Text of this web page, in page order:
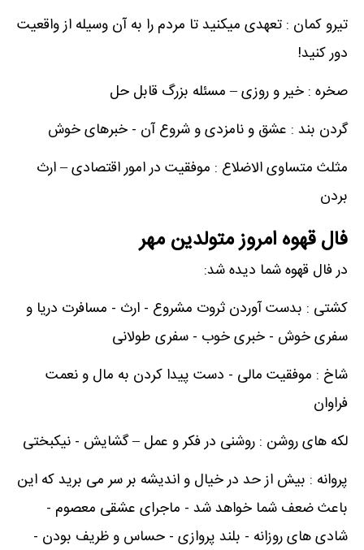
تیرو کمان : تعهدی میکنید تا مردم را به آن وسیله از واقعیت
دور کنید!
صخره : خیر و روزی – مسئله بزرگ قابل حل
گردن بند : عشق و نامزدی و شروع آن - خبرهای خوش
مثلث متساوی الاضلاع : موفقیت در امور اقتصادی – ارث
بردن
فال قهوه امروز متولدین مهر
در فال قهوه شما دیده شد:
کشتی : بدست آوردن ثروت مشروع - ارث - مسافرت دریا و
سفری خوش - خبری خوب - سفری طولانی
شاخ : موفقیت مالی - دست پیدا کردن به مال و نعمت
فراوان
لکه های روشن : روشنی در فکر و عمل – گشایش - نیکبختی
پروانه : بیش از حد در خیال و اندیشه بر سر می برید که این
باعث ضعف شما خواهد شد - ماجرای عشقی معصوم -
شادی های روزانه - بلند پروازی - حساس و ظریف بودن -